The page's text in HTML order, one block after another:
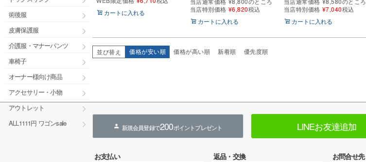
術後服
皮膚保護服
介護服・マナーパンツ
車椅子
オーナー様向け商品
アクセサリー・小物
アウトレット
ALL1111円 ワゴンsale
カートに入れる
当店特別価格 ¥6,820税込
カートに入れる
当店特別価格 ¥7,040税込
カートに入れる
並び替え 価格が安い順 価格が高い順 新着順 優先度順
新規会員登録で200ポイントプレゼント LINEお友達追加
お支払い 返品・交換 お問合せ先